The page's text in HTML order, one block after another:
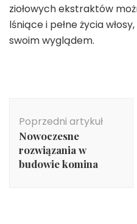
ziołowych ekstraktów
lśniące i pełne życia
swoim wyglądem.
wpisu
Poprzedni artykuł
Nowoczesne
rozwiązania w
budowie komina